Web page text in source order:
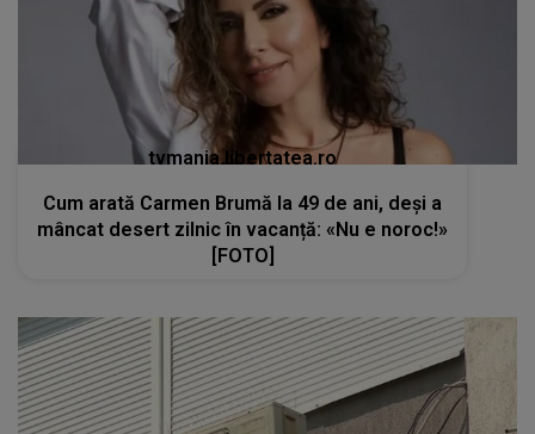
tvmania.libertatea.ro
Cum arată Carmen Brumă la 49 de ani, deși a
mâncat desert zilnic în vacanță: «Nu e noroc!»
[FOTO]